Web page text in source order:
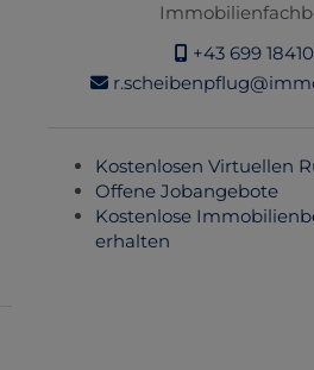
+43 699
Kostenlosen Virtuellen
Offene Jobangebote
Kostenlose
erhalten